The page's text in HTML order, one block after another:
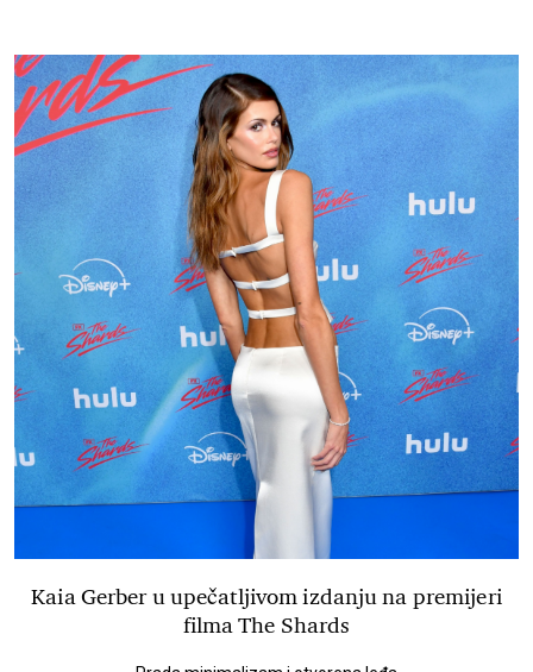
Kaia Gerber u upečatljivom izdanju na premijeri
filma The Shards